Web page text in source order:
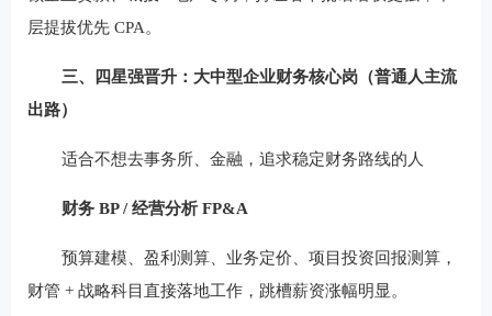
层提拔优先 CPA。
三、四星强晋升：大中型企业财务核心岗（普通人主流
出路）
适合不想去事务所、金融，追求稳定财务路线的人
财务 BP / 经营分析 FP&A
预算建模、盈利测算、业务定价、项目投资回报测算，
财管 + 战略科目直接落地工作，跳槽薪资涨幅明显。